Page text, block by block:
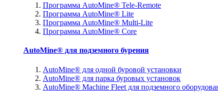
Программа AutoMine® Tele-Remote
Программа AutoMine® Lite
Программа AutoMine® Multi-Lite
Программа AutoMine® Core
AutoMine® для подземного бурения
AutoMine® для одной буровой установки
AutoMine® для парка буровых установок
AutoMine® Machine Fleet для подземного